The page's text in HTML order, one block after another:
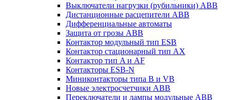
Выключатели нагрузки (рубильники) ABB
Дистанционные расцепители ABB
Дифференциальные автоматы
Защита от грозы ABB
Контактор модульный тип ESB
Контактор стационарный тип AX
Контактор тип A и AF
Контакторы ESB-N
Миниконтакторы типа B и VB
Новые электросчетчики ABB
Переключатели и лампы модульные ABB